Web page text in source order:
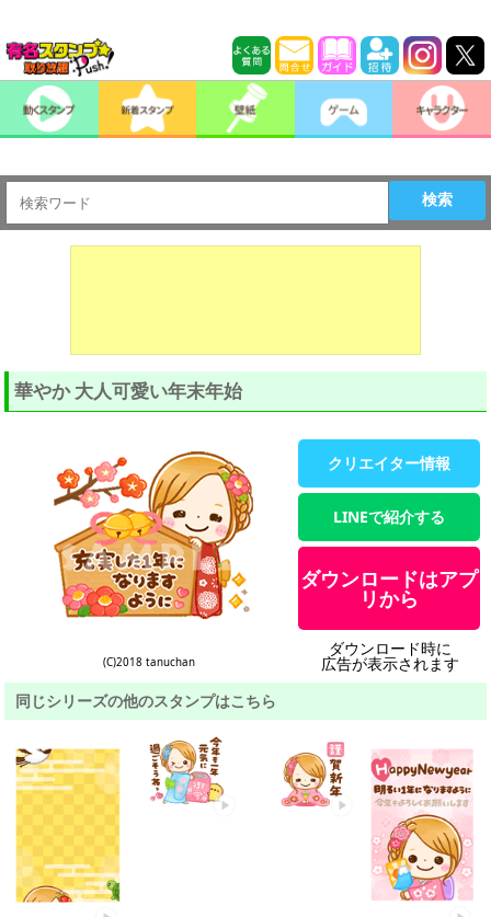
検索
華やか 大人可愛い年末年始
(C)2018 tanuchan
クリエイター情報
LINEで紹介する
ダウンロードはアプ
リから
ダウンロード時に
広告が表示されます
同じシリーズの他のスタンプはこちら